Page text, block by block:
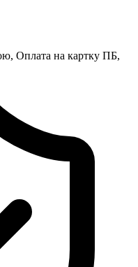
Оплата на картку ПБ,